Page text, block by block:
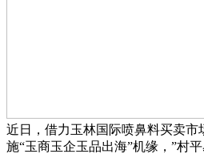
近日，借力玉林国际喷鼻料买卖市
施“玉商玉企玉品出海”机缘，”村